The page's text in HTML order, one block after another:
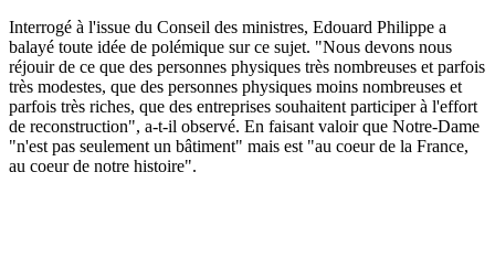
Interrogé à l'issue du Conseil des ministres, Edouard Philippe a
balayé toute idée de polémique sur ce sujet. "Nous devons nous
réjouir de ce que des personnes physiques très nombreuses et parfois
très modestes, que des personnes physiques moins nombreuses et
parfois très riches, que des entreprises souhaitent participer à l'effort
de reconstruction", a-t-il observé. En faisant valoir que Notre-Dame
"n'est pas seulement un bâtiment" mais est "au coeur de la France,
au coeur de notre histoire".